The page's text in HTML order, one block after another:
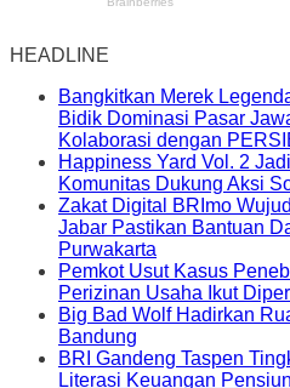
HEADLINE
Bangkitkan Merek
Bidik Dominasi Pasar
Kolaborasi dengan
Happiness Yard Vol. 2
Komunitas Dukung Aksi
Zakat Digital BRImo
Jabar Pastikan Bantuan
Purwakarta
Pemkot Usut Kasus
Perizinan Usaha Ikut
Big Bad Wolf Hadirkan
Bandung
BRI Gandeng Taspen
Literasi Keuangan